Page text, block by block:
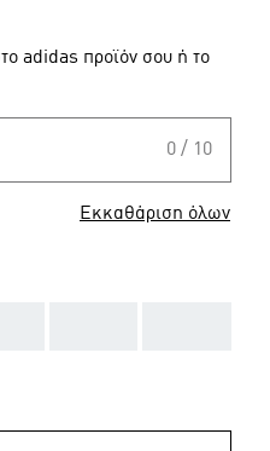
adidas προϊόν σου ή το
0 / 10
Εκκαθάριση όλων